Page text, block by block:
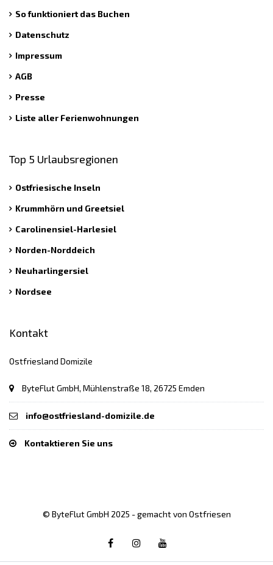
So funktioniert das Buchen
Datenschutz
Impressum
AGB
Presse
Liste aller Ferienwohnungen
Top 5 Urlaubsregionen
Ostfriesische Inseln
Krummhörn und Greetsiel
Carolinensiel-Harlesiel
Norden-Norddeich
Neuharlingersiel
Nordsee
Kontakt
Ostfriesland Domizile
ByteFlut GmbH, Mühlenstraße 18, 26725 Emden
info@ostfriesland-domizile.de
Kontaktieren Sie uns
© ByteFlut GmbH 2025 - gemacht von Ostfriesen